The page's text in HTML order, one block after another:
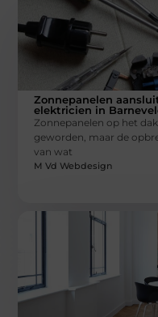
Zonnepanelen
elektricien in
Zonnepanelen op het
geworden, maar de
van wat
M Vd Webdesign